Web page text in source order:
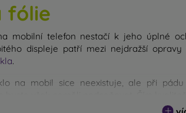
fólie
mobilní telefon nestačí k jeho úplné
displeje patří mezi nejdražší
.
na mobil sice neexistuje, ale při
více druhů tvrzených skel na mobil. Na